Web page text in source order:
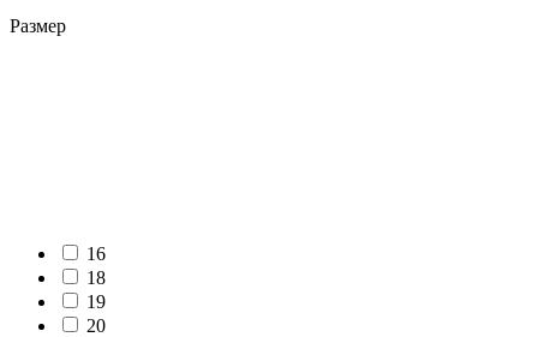
Размер
16
18
19
20